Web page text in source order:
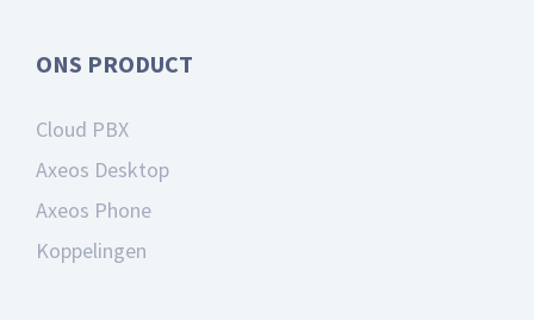
ONS PRODUCT
Cloud PBX
Axeos Desktop
Axeos Phone
Koppelingen